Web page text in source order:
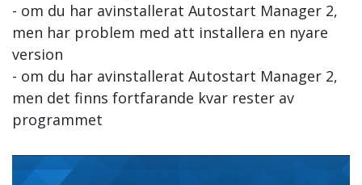
- om du har avinstallerat Autostart Manager 2,
men har problem med att installera en nyare
version
- om du har avinstallerat Autostart Manager 2,
men det finns fortfarande kvar rester av
programmet